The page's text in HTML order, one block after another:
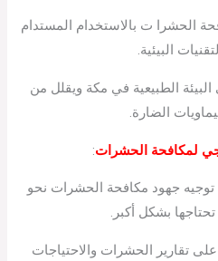
الحشرا ت بالاستخدام المستدام
البيئية.
الطبيعية في مكة ويقلل من
الضارة.
لمكافحة الحشرات:
توجيه جهود مكافحة الحشرات نحو
بشكل أكبر.
على تقارير الحشرات والاحتياجات